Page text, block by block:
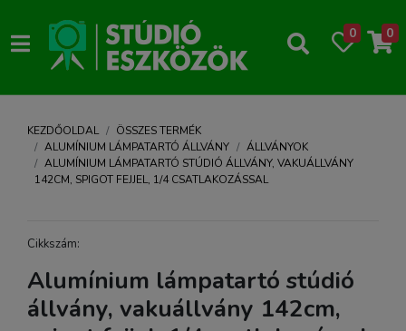
0 0
KEZDŐOLDAL
ÖSSZES TERMÉK
ALUMÍNIUM LÁMPATARTÓ ÁLLVÁNY
ÁLLVÁNYOK
ALUMÍNIUM LÁMPATARTÓ STÚDIÓ ÁLLVÁNY, VAKUÁLLVÁNY
142CM, SPIGOT FEJJEL, 1/4 CSATLAKOZÁSSAL
Cikkszám:
Alumínium lámpatartó stúdió
állvány, vakuállvány 142cm,